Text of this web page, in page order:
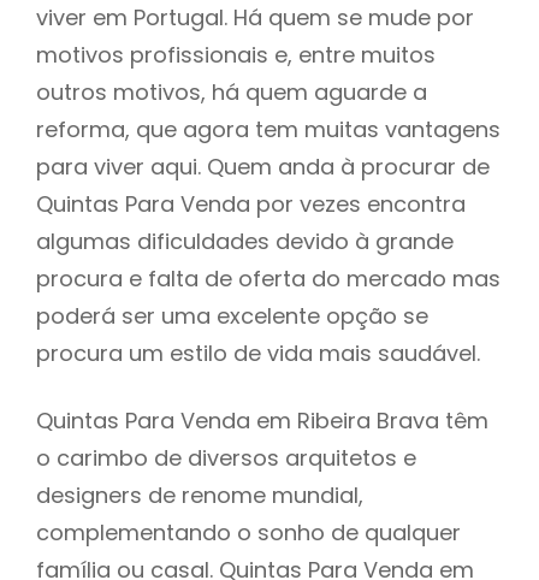
viver em Portugal. Há quem se mude por
motivos profissionais e, entre muitos
outros motivos, há quem aguarde a
reforma, que agora tem muitas vantagens
para viver aqui. Quem anda à procurar de
Quintas Para Venda por vezes encontra
algumas dificuldades devido à grande
procura e falta de oferta do mercado mas
poderá ser uma excelente opção se
procura um estilo de vida mais saudável.
Quintas Para Venda em Ribeira Brava têm
o carimbo de diversos arquitetos e
designers de renome mundial,
complementando o sonho de qualquer
família ou casal. Quintas Para Venda em